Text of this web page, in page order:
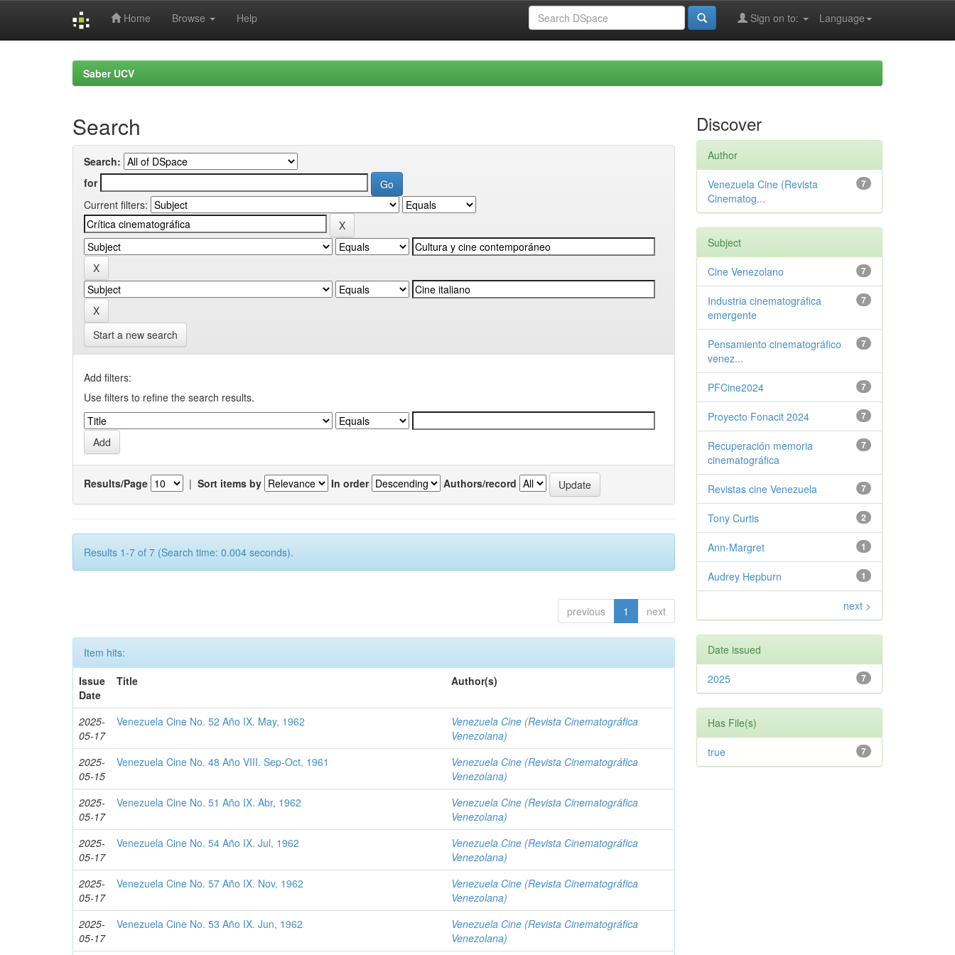
Home Browse Help Language
Sign on to:
Saber UCV
Search
Search:
for
Current filters:
Start a new search
Add filters:
Use filters to refine the search results.
Results/Page | Sort items by In order Authors/record
Results 1-7 of 7 (Search time: 0.004 seconds).
previous 1 next
Item hits:
Issue
Date
Title Author(s)
2025-
05-17
Venezuela Cine No. 52 Año IX. May, 1962
Venezuela Cine (Revista Cinematográfica
Venezolana)
2025-
05-15
Venezuela Cine No. 48 Año VIII. Sep-Oct, 1961
Venezuela Cine (Revista Cinematográfica
Venezolana)
2025-
05-17
Venezuela Cine No. 51 Año IX. Abr, 1962
Venezuela Cine (Revista Cinematográfica
Venezolana)
2025-
05-17
Venezuela Cine No. 54 Año IX. Jul, 1962
Venezuela Cine (Revista Cinematográfica
Venezolana)
2025-
05-17
Venezuela Cine No. 57 Año IX. Nov, 1962
Venezuela Cine (Revista Cinematográfica
Venezolana)
2025-
05-17
Venezuela Cine No. 53 Año IX. Jun, 1962
Venezuela Cine (Revista Cinematográfica
Venezolana)
Discover
Author
7
Venezuela Cine (Revista
Cinematog...
Subject
7
Cine Venezolano
7
Industria cinematográfica
emergente
7
Pensamiento cinematográfico
venez...
7
PFCine2024
7
Proyecto Fonacit 2024
7
Recuperación memoria
cinematográfica
7
Revistas cine Venezuela
2
Tony Curtis
1
Ann-Margret
1
Audrey Hepburn
next >
Date issued
7
2025
Has File(s)
7
true